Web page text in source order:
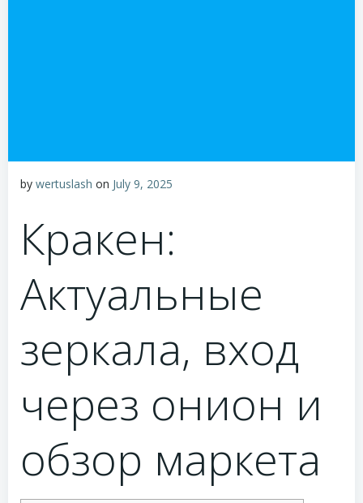
by wertuslash on July 9, 2025
Кракен:
Актуальные
зеркала, вход
через онион и
обзор маркета